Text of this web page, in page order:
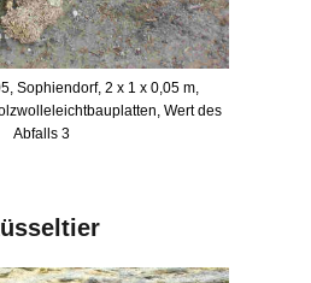
Sophiendorf, 2 x 1 x 0,05 m,
Wert des
Abfalls 3